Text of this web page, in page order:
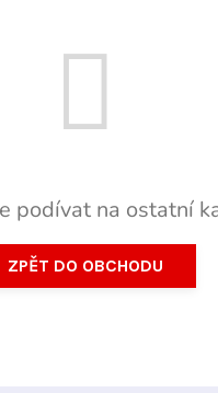
podívat na ostatní
ZPĚT DO OBCHODU